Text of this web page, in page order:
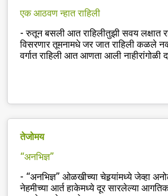
एक आठवण न्हात राहिली
-रुतून बसली आत राहिलीतुझी सवय लक्षात
विसरणार तूमनामधे जर जात राहिली कळले
वर्गात राहिली आत आणता आली नाहीरांगोळी
तेजोमय
“अनभिज्ञ”
- “अनभिज्ञ” ओळखीच्या चेहर्‍यांमध्ये जेव्हा
नेहमीच्या आर्त हाकेमध्ये दूर सारलेल्या